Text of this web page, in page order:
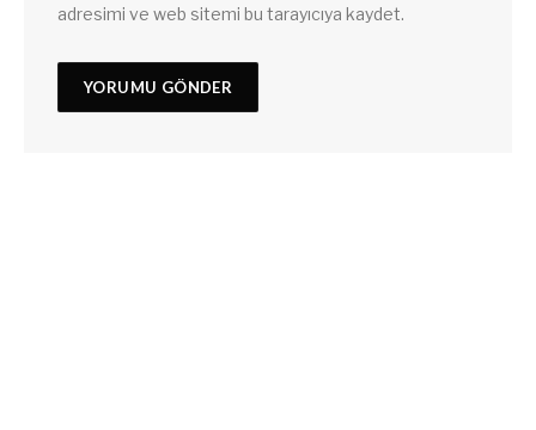
adresimi ve web sitemi bu tarayıcıya kaydet.